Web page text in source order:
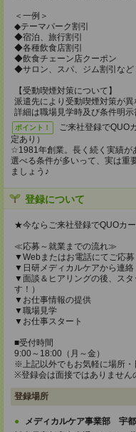
＜一例＞
◆テーマパーク割引
◆宿泊、旅行割引
◆各種飲食店割引
◆飲食チェーン店クーポン
◆サロン、スパ、ジム割引など
【受動喫煙対策について】
派遣先により受動喫煙対策が異
詳細は職場見学時及び条件明示
ポイント！
ご来社登録でQUO
定あり）
☆1981年創業。長く続く実績が
選べる条件が多いって、実は重
ましょう♪
登録について
★今ならご来社登録でQUOカ
≪応募～就業までの流れ≫
▼Webまたはお電話にてご応募
▼日研メディカルケアから連絡
▼面談＆ヒアリングの後、ス
す！）
▼お仕事情報の提供
▼職場見学
▼お仕事スタート
■受付時間
9:00～18:00（月～金）
※上記以外でもお気軽に場所・
※登録会は面接ではありません
登録場所
メディカルケア事業部 宇